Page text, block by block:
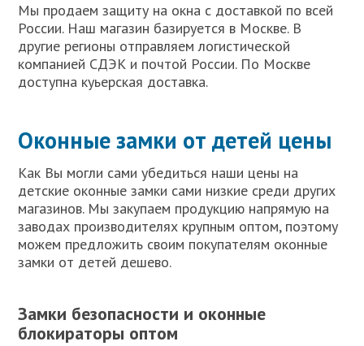
Мы продаем защиту на окна с доставкой по всей
России. Наш магазин базируется в Москве. В
другие регионы отправляем логистической
компанией СДЭК и почтой России. По Москве
доступна куьерская доставка.
Оконные замки от детей цены
Как Вы могли сами убедиться наши цены на
детские оконные замки сами низкие среди других
магазинов. Мы закупаем продукцию напрямую на
заводах производителях крупным оптом, поэтому
можем предложить своим покупателям оконные
замки от детей дешево.
Замки безопасности и оконные
блокираторы оптом